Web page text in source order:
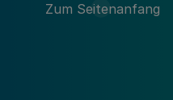
Zum Seitenanfang